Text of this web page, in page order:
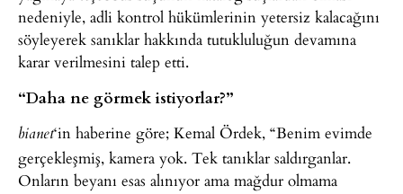
nedeniyle, adli kontrol hükümlerinin yetersiz kalacağını
söyleyerek sanıklar hakkında tutukluluğun devamına
karar verilmesini talep etti.
“Daha ne görmek istiyorlar?”
bianet‘in haberine göre; Kemal Ördek, “Benim evimde
gerçekleşmiş, kamera yok. Tek tanıklar saldırganlar.
Onların beyanı esas alınıyor ama mağdur olmama